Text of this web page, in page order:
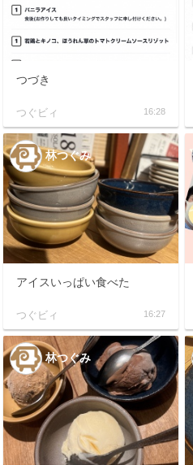
つづき
つぐビィ 16:28
林つぐみ
アイスいっぱい食べた
つぐビィ 16:27
林つぐみ